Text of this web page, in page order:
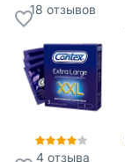
18 отзывов
4отзыва